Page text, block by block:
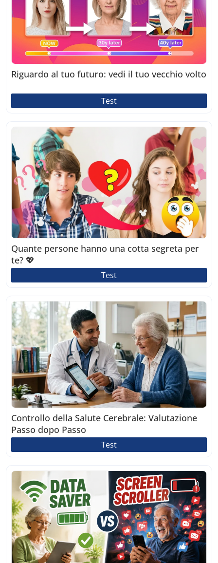
Riguardo al tuo futuro: vedi il tuo vecchio volto
Test
Quante persone hanno una cotta segreta per
te? 💖
Test
Controllo della Salute Cerebrale: Valutazione
Passo dopo Passo
Test